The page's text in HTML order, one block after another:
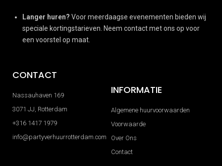
Langer huren? Voor meerdaagse evenementen bieden wij
speciale kortingstarieven. Neem contact met ons op voor
een voorstel op maat.
CONTACT
Nassauhaven 169
3071 JJ, Rotterdam
+316 1417 1979
info@partyverhuurrotterdam.com
INFORMATIE
Algemene huurvoorwaarden
Voorwaarde
Over Ons
Contact